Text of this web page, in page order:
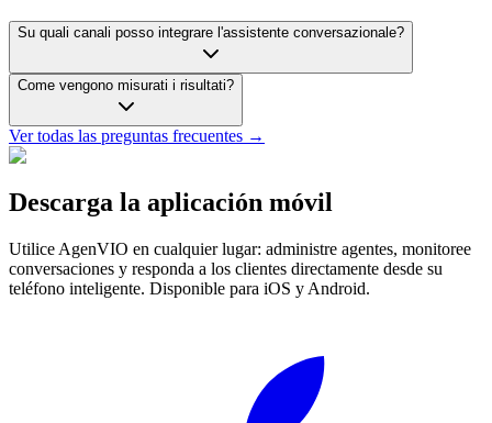
Su quali canali posso integrare l'assistente conversazionale?
Come vengono misurati i risultati?
Ver todas las preguntas frecuentes →
Descarga la aplicación móvil
Utilice AgenVIO en cualquier lugar: administre agentes, monitoree
conversaciones y responda a los clientes directamente desde su
teléfono inteligente. Disponible para iOS y Android.